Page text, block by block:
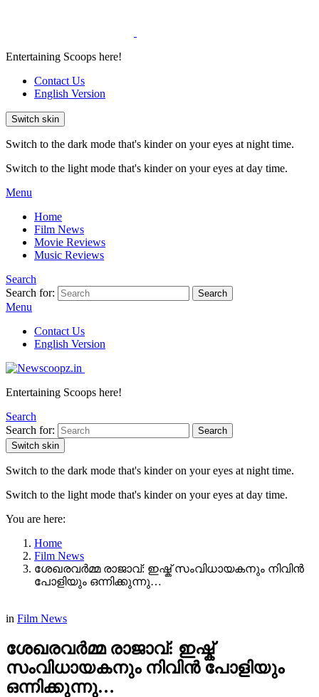
Entertaining Scoops here!
Contact Us
English Version
Switch skin
Switch to the dark mode that's kinder on your eyes at night time.
Switch to the light mode that's kinder on your eyes at day time.
Menu
Home
Film News
Movie Reviews
Music Reviews
Search
Search for:
Search
Menu
Contact Us
English Version
Entertaining Scoops here!
Search
Search for:
Search
Switch skin
Switch to the dark mode that's kinder on your eyes at night time.
Switch to the light mode that's kinder on your eyes at day time.
You are here:
Home
Film News
ശേഖരവർമ്മ രാജാവ്: ഇഷ്ക് സംവിധായകനും നിവിൻ
പോളിയും ഒന്നിക്കുന്നു…
in Film News
ശേഖരവർമ്മ രാജാവ്: ഇഷ്ക്
സംവിധായകനും നിവിൻ പോളിയും
ഒന്നിക്കുന്നു…